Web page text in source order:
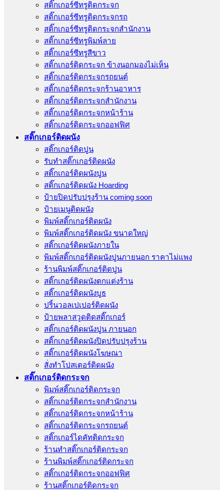
สติ๊กเกอร์ซีทรูติดกระจก
สติ๊กเกอร์ซีทรูติดกระจกรถ
สติ๊กเกอร์ซีทรูติดกระจกสำนักงาน
สติ๊กเกอร์ซีทรูพิมพ์ลาย
สติ๊กเกอร์ซีทรูสีขาว
สติ๊กเกอร์ติดกระจก ข้างนอกมองไม่เห็น
สติ๊กเกอร์ติดกระจกรถยนต์
สติ๊กเกอร์ติดกระจกร้านอาหาร
สติ๊กเกอร์ติดกระจกสำนักงาน
สติ๊กเกอร์ติดกระจกหน้าร้าน
สติ๊กเกอร์ติดกระจกออฟฟิศ
สติ๊กเกอร์ติดผนัง
สติ๊กเกอร์ติดปูน
รับทำสติ๊กเกอร์ติดผนัง
สติ๊กเกอร์ติดผนังปูน
สติ๊กเกอร์ติดผนัง Hoarding
ป้ายปิดปรับปรุงร้าน coming soon
ป้ายเมนูติดผนัง
พิมพ์สติ๊กเกอร์ติดผนัง
พิมพ์สติ๊กเกอร์ติดผนัง ขนาดใหญ่
สติ๊กเกอร์ติดผนังภายใน
พิมพ์สติ๊กเกอร์ติดผนังปูนภายนอก ราคาไม่แพง
ร้านพิมพ์สติ๊กเกอร์ติดปูน
สติ๊กเกอร์ติดผนังตกแต่งร้าน
สติ๊กเกอร์ติดผนังบูธ
ปริ้นวอลเปเปอร์ติดผนัง
ป้ายพลาสวูดติดสติ๊กเกอร์
สติ๊กเกอร์ติดผนังปูน ภายนอก
สติ๊กเกอร์ติดผนังปิดปรับปรุงร้าน
สติ๊กเกอร์ติดผนังโฆษณา
สั่งทําโปสเตอร์ติดผนัง
สติ๊กเกอร์ติดกระจก
พิมพ์สติ๊กเกอร์ติดกระจก
สติ๊กเกอร์ติดกระจกสำนักงาน
สติ๊กเกอร์ติดกระจกหน้าร้าน
สติ๊กเกอร์ติดกระจกรถยนต์
สติ๊กเกอร์ไดคัทติดกระจก
ร้านทําสติ๊กเกอร์ติดกระจก
ร้านพิมพ์สติ๊กเกอร์ติดกระจก
สติ๊กเกอร์ติดกระจกออฟฟิศ
ร้านสติ๊กเกอร์ติดกระจก